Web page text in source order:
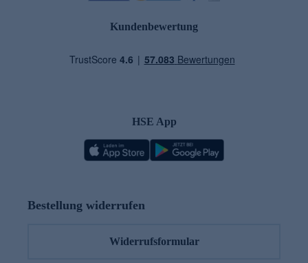
Kundenbewertung
HSE App
Bestellung widerrufen
Widerrufsformular